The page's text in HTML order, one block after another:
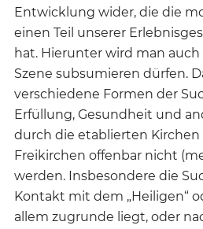
Entwicklung wider, die die
einen Teil unserer
hat. Hierunter wird man
Szene subsumieren dürfen.
verschiedene Formen der
Erfüllung, Gesundheit und
durch die etablierten
Freikirchen offenbar nicht
werden. Insbesondere die
Kontakt mit dem „Heiligen“
allem zugrunde liegt, oder